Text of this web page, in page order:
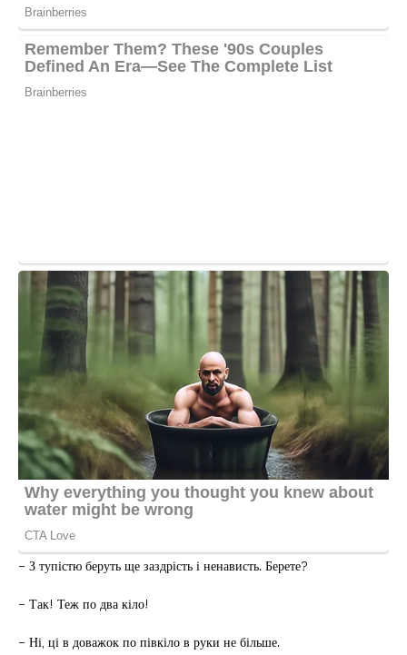
– З тупістю беруть ще заздрість і ненависть. Берете?
– Так! Теж по два кіло!
– Ні, ці в доважок по півкіло в руки не більше.